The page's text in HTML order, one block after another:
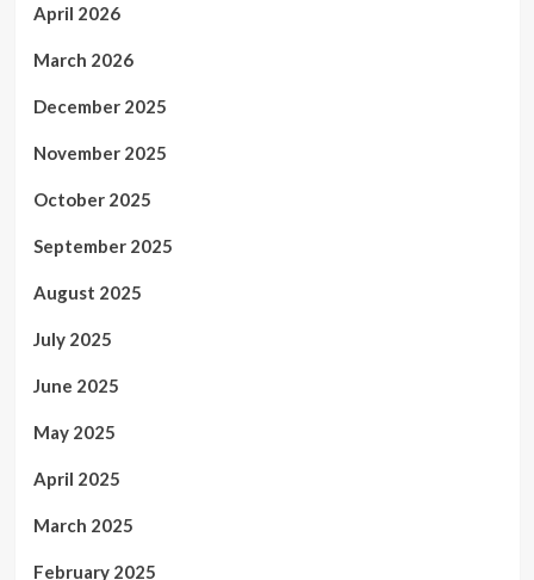
April 2026
March 2026
December 2025
November 2025
October 2025
September 2025
August 2025
July 2025
June 2025
May 2025
April 2025
March 2025
February 2025